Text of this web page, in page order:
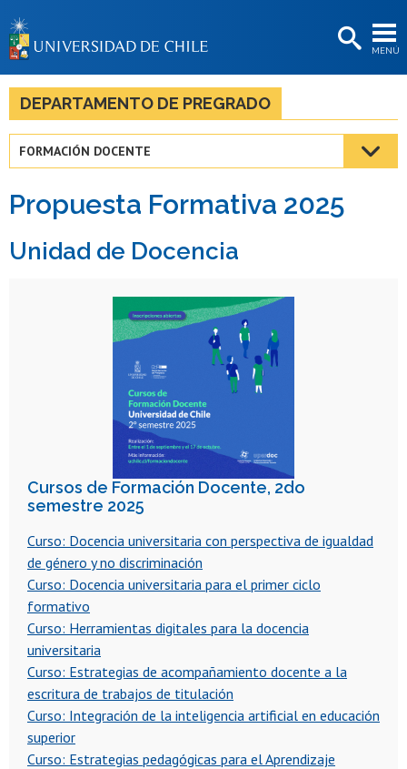
MENÚ
BIBLIOTECAS
LA UNIVERSIDAD
Estudiantes
Académicas/os
Funcionarias/os
DEPARTAMENTO DE PREGRADO
FORMACIÓN DOCENTE
Propuesta Formativa 2025
Unidad de Docencia
Cursos de Formación Docente, 2do
semestre 2025
Curso: Docencia universitaria con perspectiva de igualdad
de género y no discriminación
Curso: Docencia universitaria para el primer ciclo
formativo
Curso: Herramientas digitales para la docencia
universitaria
Curso: Estrategias de acompañamiento docente a la
escritura de trabajos de titulación
Curso: Integración de la inteligencia artificial en educación
superior
Curso: Estrategias pedagógicas para el Aprendizaje